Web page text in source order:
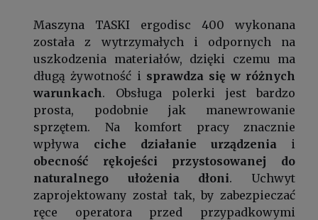
Maszyna TASKI ergodisc 400 wykonana
została z wytrzymałych i odpornych na
uszkodzenia materiałów, dzięki czemu ma
długą żywotność i sprawdza się w różnych
warunkach. Obsługa polerki jest bardzo
prosta, podobnie jak manewrowanie
sprzętem. Na komfort pracy znacznie
wpływa ciche działanie urządzeniai
obecność rękojeści przystosowanej do
naturalnego ułożenia dłoni. Uchwyt
zaprojektowany został tak, by zabezpieczać
ręce operatora przed przypadkowymi